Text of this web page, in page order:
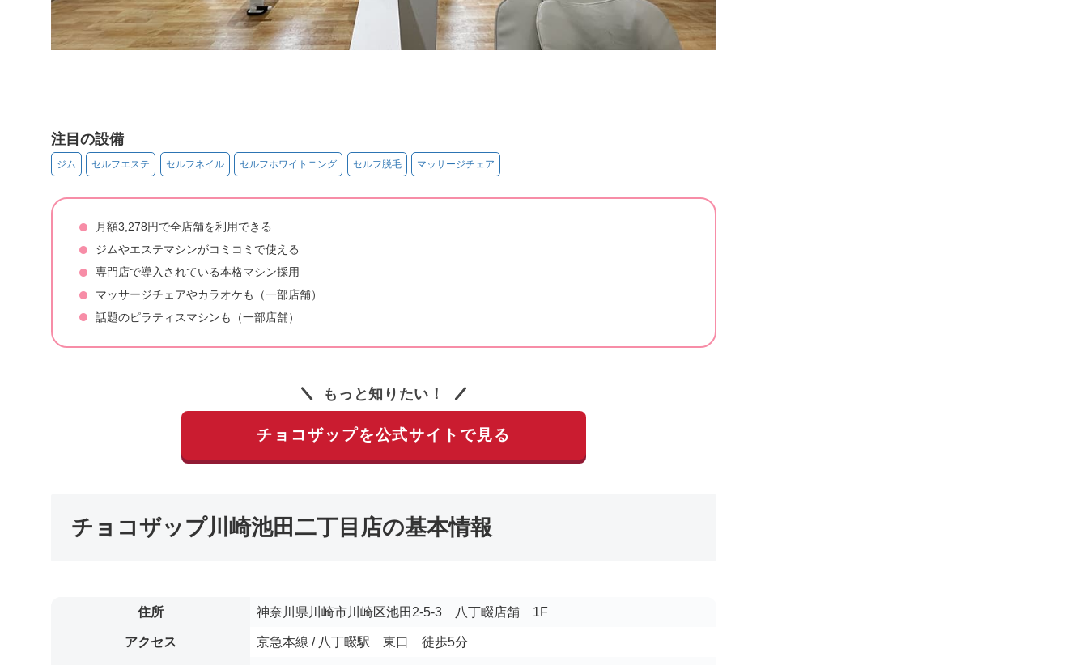
注目の設備
ジム セルフエステ セルフネイル セルフホワイトニング セルフ脱毛 マッサージチェア
月額3,278円で全店舗を利用できる
ジムやエステマシンがコミコミで使える
専門店で導入されている本格マシン採用
マッサージチェアやカラオケも（一部店舗）
話題のピラティスマシンも（一部店舗）
もっと知りたい！
チョコザップを公式サイトで見る
チョコザップ川崎池田二丁目店の基本情報
住所 神奈川県川崎市川崎区池田2-5-3 八丁畷店舗 1F
アクセス 京急本線 / 八丁畷駅 東口 徒歩5分